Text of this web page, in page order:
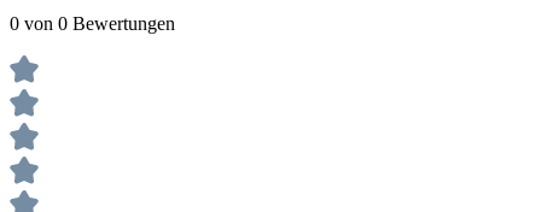
0 von 0 Bewertungen